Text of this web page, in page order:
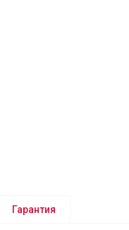
Гарантия